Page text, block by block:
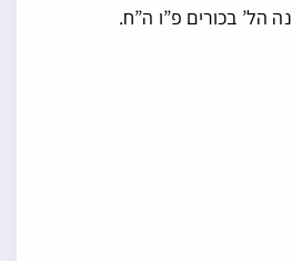
הל’ בכורים פ”ו ה”ח.